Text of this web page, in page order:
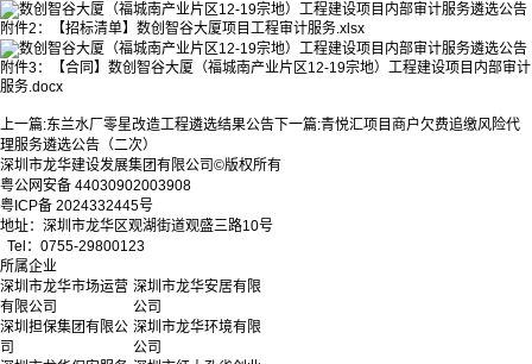
附件2：【招标清单】数创智谷大厦项目工程审计服务.xlsx
附件3：【合同】数创智谷大厦（福城南产业片区12-19宗地）工程建设项目内部审计
服务.docx
上一篇:东兰水厂零星改造工程遴选结果公告 下一篇:青悦汇项目商户欠费追缴风险代
理服务遴选公告（二次）
深圳市龙华建设发展集团有限公司©版权所有
粤公网安备 44030902003908
粤ICP备 2024332445号
地址：深圳市龙华区观湖街道观盛三路10号
Tel：0755-29800123
所属企业
深圳市龙华市场运营
有限公司
深圳市龙华安居有限
公司
深圳担保集团有限公
司
深圳市龙华环境有限
公司